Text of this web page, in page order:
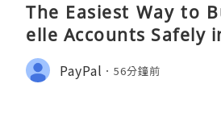
The Easiest Way to
elle Accounts Safely
PayPal 56分鐘前